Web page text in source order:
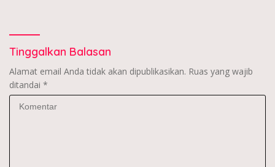
Tinggalkan Balasan
Alamat email Anda tidak akan dipublikasikan. Ruas yang wajib
ditandai *